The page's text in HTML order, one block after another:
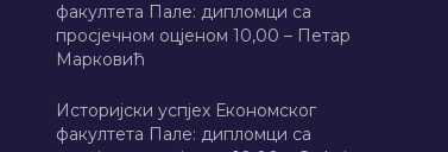
факултета Пале: дипломци са
просјечном оцјеном 10,00 – Петар
Марковић
Историјски успјех Економског
факултета Пале: дипломци са